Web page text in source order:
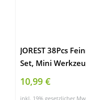
JOREST 38Pcs
Set, Mini
usw, Reparatur
Xbox, Laptop,
10,99 €
inkl. 19% gesetzlicher